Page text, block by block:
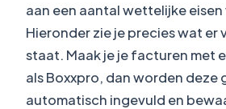
aan een aantal wettelijke
Hieronder zie je precies wat er
staat. Maak je je facturen met
als Boxxpro, dan worden deze
automatisch ingevuld en